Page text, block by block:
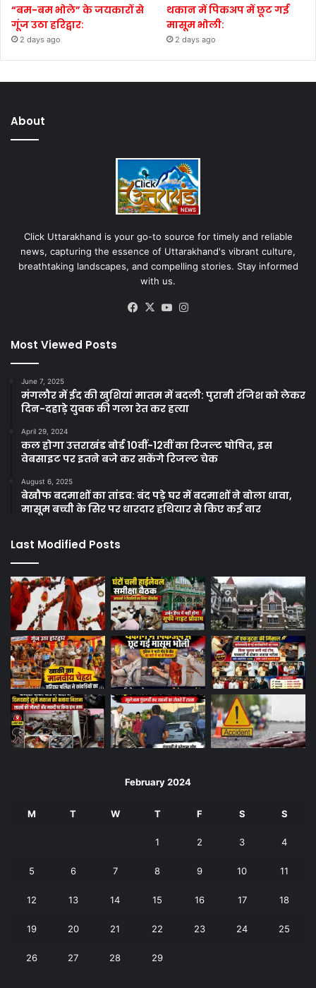
“बम-बम भोले” के जयकारों से
गूंज उठा हरिद्वार:
2 days ago
थकान में पिकअप में छूट गई
मासूम भोली:
2 days ago
About
Click Uttarakhand is your go-to source for timely and reliable
news, capturing the essence of Uttarakhand's vibrant culture,
breathtaking landscapes, and compelling stories. Stay informed
with us.
Facebook
X YouTube
Most Viewed Posts
June 7, 2025
मंगलौर में ईद की खुशियां मातम में बदली: पुरानी रंजिश को लेकर
दिन-दहाड़े युवक की गला रेत कर हत्या
April 29, 2024
कल होगा उत्तराखंड बोर्ड 10वीं-12वीं का रिजल्ट घोषित, इस
वेबसाइट पर इतने बजे कर सकेंगे रिजल्ट चेक
August 6, 2025
बेखौफ बदमाशों का तांडव: बंद पड़े घर में बदमाशों ने बोला धावा,
मासूम बच्ची के सिर पर धारदार हथियार से किए कई वार
Last Modified Posts
February 2024
M T W T F S S
1 2 3 4
5 6 7 8 9 10 11
12 13 14 15 16 17 18
19 20 21 22 23 24 25
26 27 28 29